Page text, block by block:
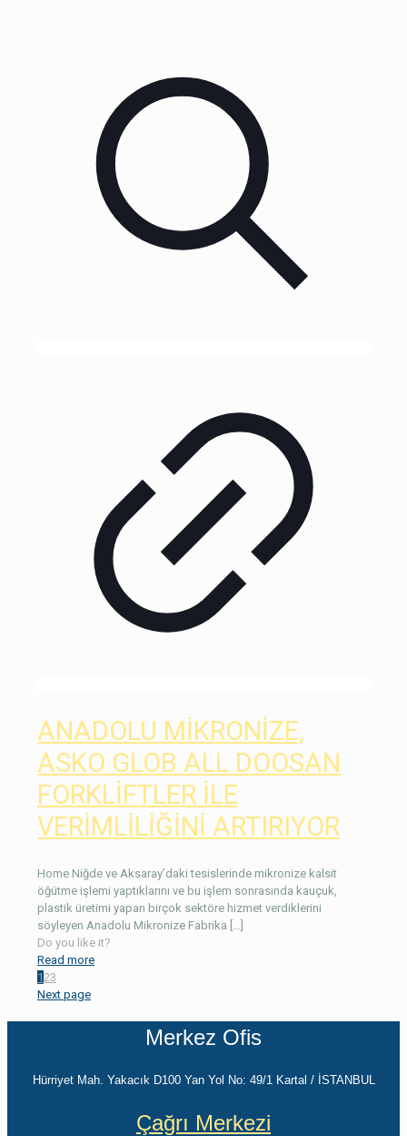
ANADOLU MİKRONİZE,
ASKO GLOB ALL DOOSAN
FORKLİFTLER İLE
VERİMLİLİĞİNİ ARTIRIYOR
Home Niğde ve Aksaray’daki tesislerinde mikronize kalsit
öğütme işlemi yaptıklarını ve bu işlem sonrasında kauçuk,
plastik üretimi yapan birçok sektöre hizmet verdiklerini
söyleyen Anadolu Mikronize Fabrika […]
Do you like it?
Read more
123
Next page
Merkez Ofis
Hürriyet Mah. Yakacık D100 Yan Yol No: 49/1 Kartal / İSTANBUL
Çağrı Merkezi